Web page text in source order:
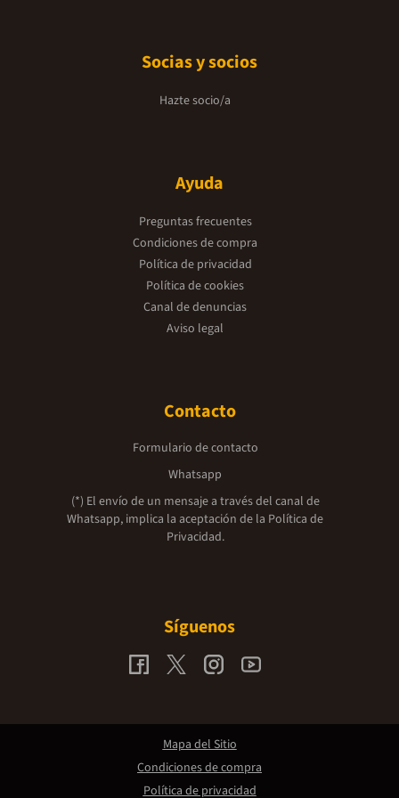
Socias y socios
Hazte socio/a
Ayuda
Preguntas frecuentes
Condiciones de compra
Política de privacidad
Política de cookies
Canal de denuncias
Aviso legal
Contacto
Formulario de contacto
Whatsapp
(*) El envío de un mensaje a través del canal de
Whatsapp, implica la aceptación de la Política de
Privacidad.
Síguenos
Mapa del Sitio
Condiciones de compra
Política de privacidad